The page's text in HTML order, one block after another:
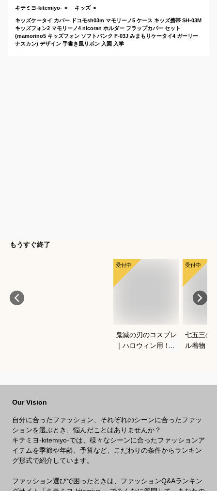
キテミヨ-kitemiyo- キッズ
キッズケータイ カバー ドコモsh03m マモリーノ5 ケース キッズ携帯 SH-03M
キッズフォン2 マモリーノ4 nicoran ホルダー フラップカバー セット
(mamorino5 キッズフォン ソフトバンク F-03J みまもりケータイ4 ガーリー
ナスカン) デザイン 手書き風リボン 入園 入学
もうすぐ終了
受付中
鬼滅の刃のコスプレ
｜ハロウィン用！キ
受付中
七五三の
ル着物（
Our Vision
自分に合ったファッション、それぞれのシーンに合ったファッ
ションを選ぶとき、悩んだことはありませんか？
キテミヨ-kitemiyo-では、様々なシーンに合ったファッションア
イテムを季節や年齢、予算など、こだわりの条件からランキン
グ形式で紹介しています。
ファッション選びで困ったときは、ファッションQ&Aランキン